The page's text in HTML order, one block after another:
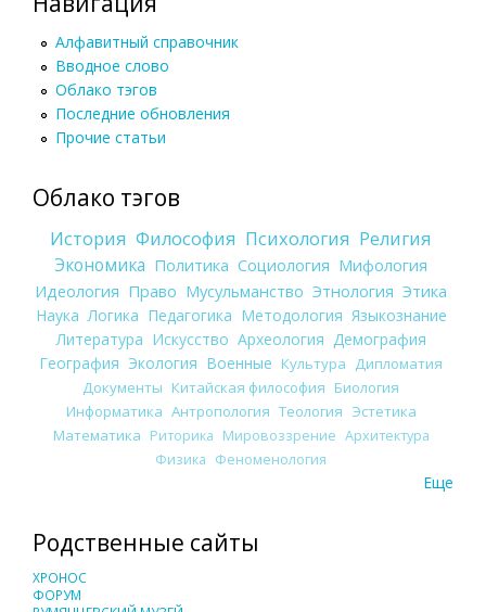
Алфавитный справочник
Вводное слово
Облако тэгов
Последние обновления
Прочие статьи
Облако тэгов
История Философия Психология Религия
Экономика Политика Социология Мифология
Идеология Право Мусульманство Этнология Этика
Наука Логика Педагогика Методология Языкознание
Литература Искусство Археология Демография
География Экология Военные Культура
Дипломатия
Документы Китайская философия Биология
Информатика Антропология Теология Эстетика
Математика Риторика Мировоззрение Архитектура
Физика Феноменология
Еще
Родственные сайты
ХРОНОС
ФОРУМ